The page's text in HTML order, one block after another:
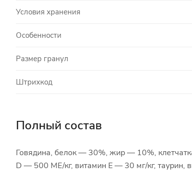
Условия хранения
Особенности
Размер гранул
Штрихкод
Полный состав
Говядина, белок — 30%, жир — 10%,
D — 500 МЕ/кг, витамин Е — 30 мг/кг, таурин,